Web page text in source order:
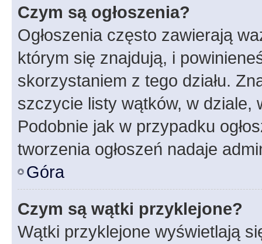
Czym są ogłoszenia?
Ogłoszenia często zawierają
którym się znajdują, i
skorzystaniem z tego działu.
szczycie listy wątków, w dziale,
Podobnie jak w przypadku
tworzenia ogłoszeń nadaje
Góra
Czym są wątki przyklejone?
Wątki przyklejone wyświetlają